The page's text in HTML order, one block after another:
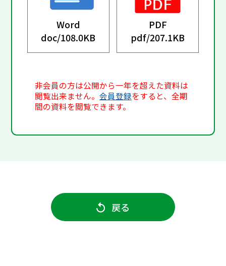
Word
doc/108.0KB
PDF
pdf/207.1KB
非会員の方は公開から一年を超えた資料は
閲覧出来ません。会員登録をすると、全期
間の資料を閲覧できます。
戻る